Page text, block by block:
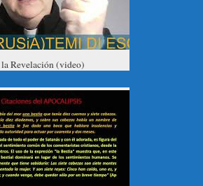
la Revelación (video)